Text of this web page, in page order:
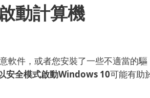
動計算機
軟件，或者您安裝了一些不適當的驅
安全模式啟動Windows 10可能有助